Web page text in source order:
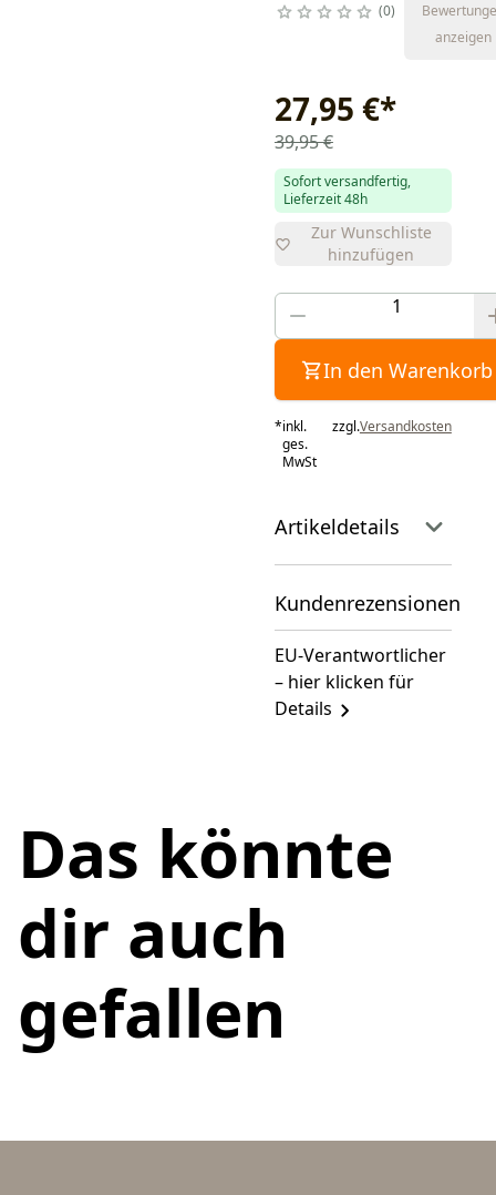
0
anzeigen
27,95 €*
39,95 €
Sofort versandfertig,
Lieferzeit 48h
Zur Wunschliste
hinzufügen
In den Warenkorb
*inkl.
ges.
MwSt
zzgl.Versandkosten
Artikeldetails
Kundenrezensionen
EU-Verantwortlicher
– hier klicken für
Details
Das könnte
dir auch
gefallen